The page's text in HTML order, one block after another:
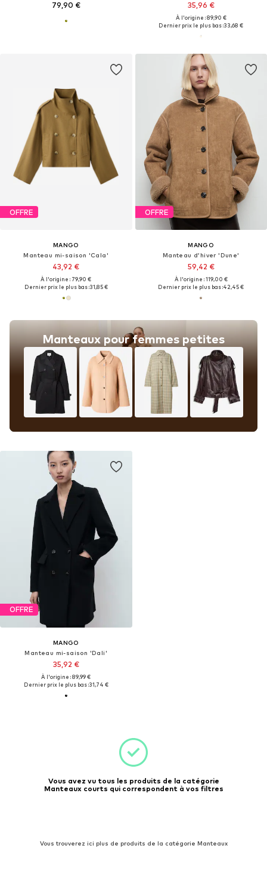
79,90 € 35,96 €
À l'origine : 89,90 €
Dernier prix le plus bas :33,68 €
OFFRE
MANGO
Manteau mi-saison 'Cala'
43,92 €
À l'origine : 79,90 €
Dernier prix le plus bas :31,85 €
Manteaux pour femmes petites
OFFRE
MANGO
Manteau d’hiver 'Dune'
59,42 €
À l'origine : 119,00 €
Dernier prix le plus bas :42,45 €
OFFRE
MANGO
Manteau mi-saison 'Dali'
35,92 €
À l'origine : 89,99 €
Dernier prix le plus bas :31,74 €
Vous avez vu tous les produits de la catégorie
Manteaux courts qui correspondent à vos filtres
Vous trouverez ici plus de produits de la catégorie Manteaux